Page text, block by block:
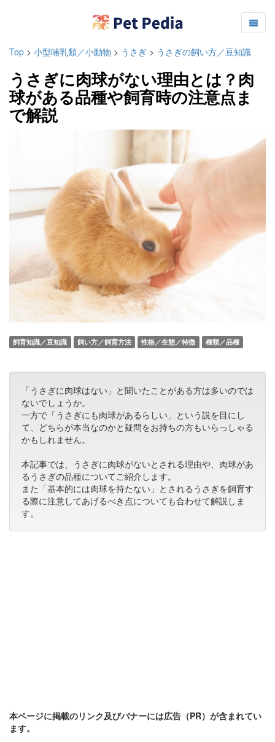
Top > 小型哺乳類／小動物 > うさぎ > うさぎの飼い方／豆知識
うさぎに肉球がない理由とは？肉
球がある品種や飼育時の注意点ま
で解説
飼育知識／豆知識 飼い方／飼育方法 性格／生態／特徴 種類／品種
「うさぎに肉球はない」と聞いたことがある方は多いのでは
ないでしょうか。
一方で「うさぎにも肉球があるらしい」という説を目にし
て、どちらが本当なのかと疑問をお持ちの方もいらっしゃる
かもしれません。
本記事では、うさぎに肉球がないとされる理由や、肉球があ
るうさぎの品種についてご紹介します。
また「基本的には肉球を持たない」とされるうさぎを飼育す
る際に注意してあげるべき点についても合わせて解説しま
す。
本ページに掲載のリンク及びバナーには広告（PR）が含まれてい
ます。